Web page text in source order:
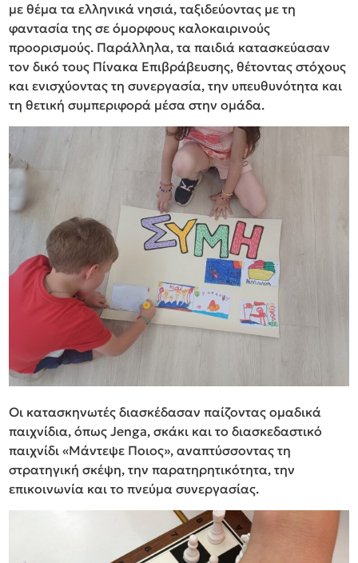
με θέμα τα ελληνικά νησιά, ταξιδεύοντας με τη
φαντασία της σε όμορφους καλοκαιρινούς
προορισμούς. Παράλληλα, τα παιδιά κατασκεύασαν
τον δικό τους Πίνακα Επιβράβευσης, θέτοντας στόχους
και ενισχύοντας τη συνεργασία, την υπευθυνότητα και
τη θετική συμπεριφορά μέσα στην ομάδα.
Οι κατασκηνωτές διασκέδασαν παίζοντας ομαδικά
παιχνίδια, όπως Jenga, σκάκι και το διασκεδαστικό
παιχνίδι «Μάντεψε Ποιος», αναπτύσσοντας τη
στρατηγική σκέψη, την παρατηρητικότητα, την
επικοινωνία και το πνεύμα συνεργασίας.